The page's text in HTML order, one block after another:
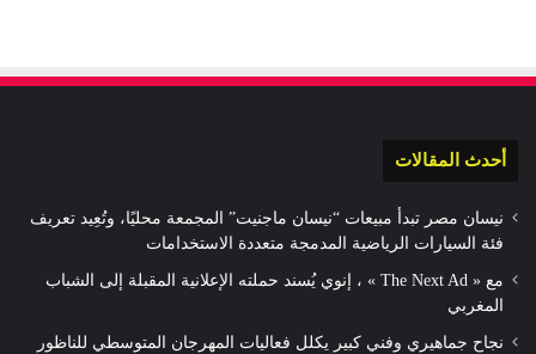
أحدث المقالات
نيسان مصر تبدأ مبيعات “نيسان ماجنيت” المجمعة محليًا، وتُعِيد تعريف
فئة السيارات الرياضية المدمجة متعددة الاستخدامات
مع « The Next Ad » ، إنوي يُسند حملته الإعلانية المقبلة إلى الشباب
المغربي
نجاح جماهيري وفني كبير يكلل فعاليات المهرجان المتوسطي للناظور